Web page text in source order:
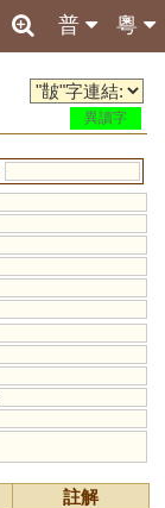
粵
普
異讀字
註解